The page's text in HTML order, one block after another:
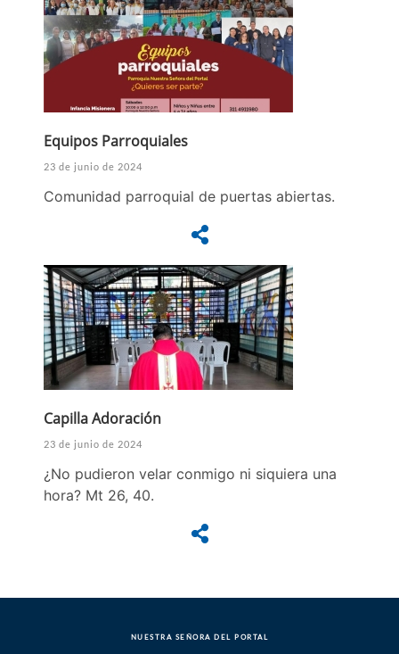
Equipos Parroquiales
23 de junio de 2024
Comunidad parroquial de puertas abiertas.
Capilla Adoración
23 de junio de 2024
¿No pudieron velar conmigo ni siquiera una
hora? Mt 26, 40.
NUESTRA SEÑORA DEL PORTAL